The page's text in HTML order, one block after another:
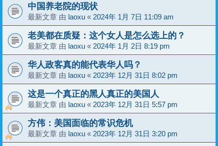
中国养老院的现状
最新文章 由 laoxu « 2024年 1月 7日 11:09 am
老美都在质疑：这个女人是怎么选上的？
最新文章 由 laoxu « 2024年 1月 2日 8:19 pm
华人政客真的能代表华人吗？
最新文章 由 laoxu « 2023年 12月 31日 8:02 pm
这是一个真正的黑人真正的美国人
最新文章 由 laoxu « 2023年 12月 31日 5:57 pm
方伟：美国面临的常识危机
最新文章 由 laoxu « 2023年 12月 31日 3:20 pm